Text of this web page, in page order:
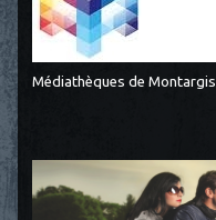
Médiathèques de Montargis